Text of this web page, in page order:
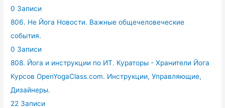
0 Записи
806. Не Йога Новости. Важные общечеловеческие
события.
0 Записи
808. Йога и инструкции по ИТ. Кураторы - Хранители Йога
Курсов OpenYogaClass.com. Инструкции, Управляющие,
Дизайнеры.
22 Записи